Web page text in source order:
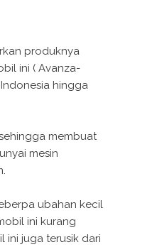
produknya
ini ( Avanza-
hingga
membuat
mesin
ubahan kecil
ini kurang
ini juga terusik dari